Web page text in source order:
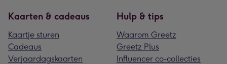
Kaarten & cadeaus
Kaartje sturen
Cadeaus
Verjaardagskaarten
Hulp & tips
Waarom Greetz
Greetz Plus
Influencer co-collecties